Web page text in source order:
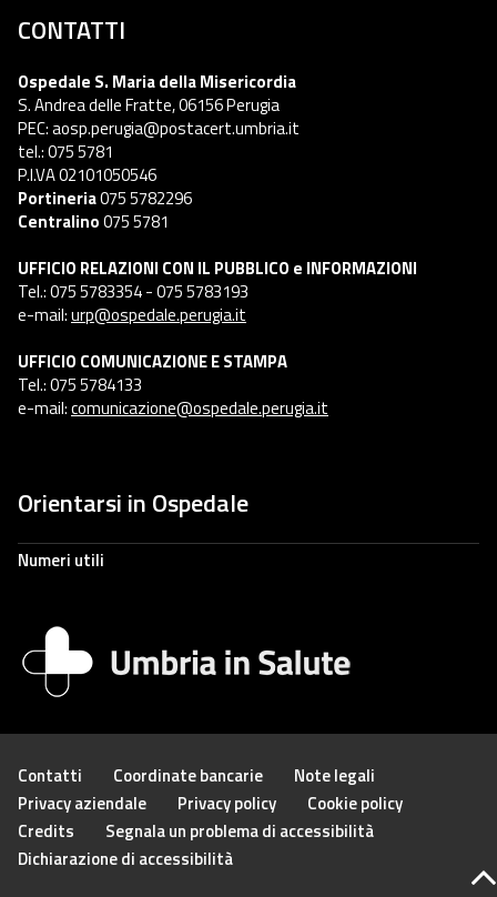
CONTATTI
Ospedale S. Maria della Misericordia
S. Andrea delle Fratte, 06156 Perugia
PEC: aosp.perugia@postacert.umbria.it
tel.: 075 5781
P.I.VA 02101050546
Portineria075 5782296
Centralino075 5781
UFFICIO RELAZIONI CON IL PUBBLICO e INFORMAZIONI
Tel.: 075 5783354 - 075 5783193
e-mail:urp@ospedale.perugia.it
UFFICIO COMUNICAZIONE E STAMPA
Tel.: 075 5784133
e-mail:comunicazione@ospedale.perugia.it
Orientarsi in Ospedale
Numeri utili
Contatti Coordinate bancarie
Note legali
Privacy aziendale
Privacy policy
Cookie policy
Credits
Segnala un problema di accessibilità
Dichiarazione di accessibilità